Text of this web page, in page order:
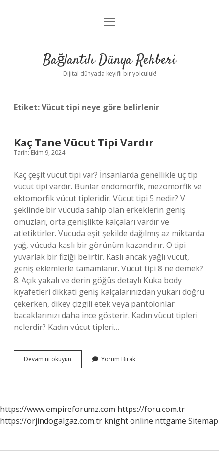
Anasayfa
Yasal Uyarı
menüyü
Bağlantılı Dünya Rehberi
Dijital dünyada keyifli bir yolculuk!
Etiket:Vücut tipi neye göre belirlenir
Kaç Tane Vücut Tipi Vardır
Tarih: Ekim 9, 2024
Kaç çeşit vücut tipi var? İnsanlarda genellikle üç tip
vücut tipi vardır. Bunlar endomorfik, mezomorfik ve
ektomorfik vücut tipleridir. Vücut tipi 5 nedir? V
şeklinde bir vücuda sahip olan erkeklerin geniş
omuzları, orta genişlikte kalçaları vardır ve
atletiktirler. Vücuda eşit şekilde dağılmış az miktarda
yağ, vücuda kaslı bir görünüm kazandırır. O tipi
yuvarlak bir fiziği belirtir. Kaslı ancak yağlı vücut,
geniş eklemlerle tamamlanır. Vücut tipi 8 ne demek?
8. Açık yakalı ve derin göğüs detaylı Kuka body
kıyafetleri dikkati geniş kalçalarınızdan yukarı doğru
çekerken, dikey çizgili etek veya pantolonlar
bacaklarınızı daha ince gösterir. Kadın vücut tipleri
nelerdir? Kadın vücut tipleri…
Devamını okuyun
Tane
Yorum Bırak
https://www.empireforumz.com https://foru.com.tr
https://orjindogalgaz.com.tr knight online nttgame Sitemap